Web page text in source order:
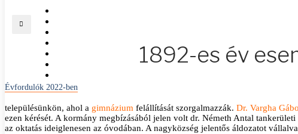
Évfordulók 2022-ben
1892-es év
településünkön, ahol a gimnázium felállítását szorgalmazzák. Dr. Vargha
ezen kérését. A kormány megbízásából jelen volt dr. Németh Antal
az oktatás ideiglenesen az óvodában. A nagyközség jelentős áldozatot